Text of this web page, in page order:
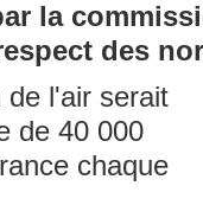
la
des
de l'air serait
de 40 000
chaque